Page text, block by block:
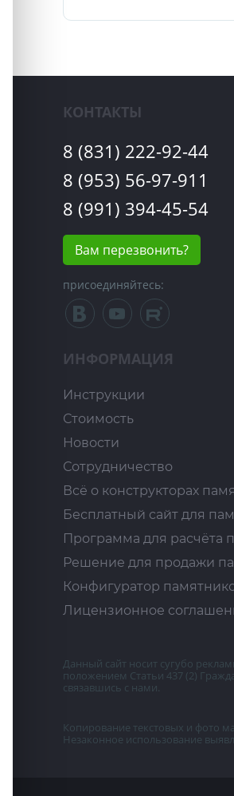
КОНТАКТЫ
8 (831) 222-92-44
8 (953) 56-97-911
8 (991) 394-45-54
Вам перезвонить?
присоединяйтесь:
ИНФОРМАЦИЯ
Инструкции
Стоимость
Новости
Сотрудничество
Всё о конструкторах
Бесплатный сайт для
Программа для расчёта
Решение для продажи
Конфигуратор
Лицензионное
Данный сайт носит сугубо
положением Статьи 437 (2)
связавшись с нами.
Копирование текстовых и фото
Незаконное использование